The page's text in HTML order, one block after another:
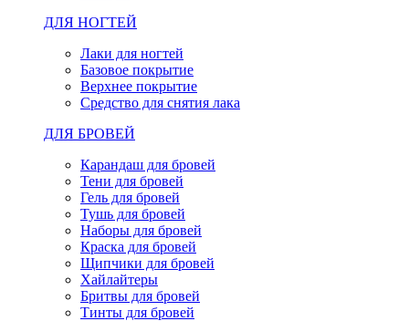
ДЛЯ НОГТЕЙ
Лаки для ногтей
Базовое покрытие
Верхнее покрытие
Средство для снятия лака
ДЛЯ БРОВЕЙ
Карандаш для бровей
Тени для бровей
Гель для бровей
Тушь для бровей
Наборы для бровей
Краска для бровей
Щипчики для бровей
Хайлайтеры
Бритвы для бровей
Тинты для бровей